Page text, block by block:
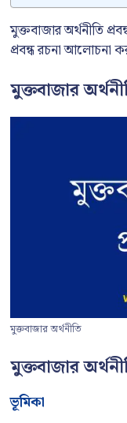
মুক্তবাজার অর্থনীতি
প্রবন্ধ রচনা আলোচনা
মুক্তবাজার
মুক্তবাজার অর্থনীতি
মুক্তবাজার
ভূমিকা